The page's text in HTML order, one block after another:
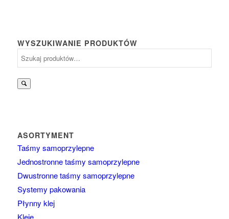
WYSZUKIWANIE PRODUKTÓW
ASORTYMENT
Taśmy samoprzylepne
Jednostronne taśmy samoprzylepne
Dwustronne taśmy samoprzylepne
Systemy pakowania
Płynny klej
Kleje